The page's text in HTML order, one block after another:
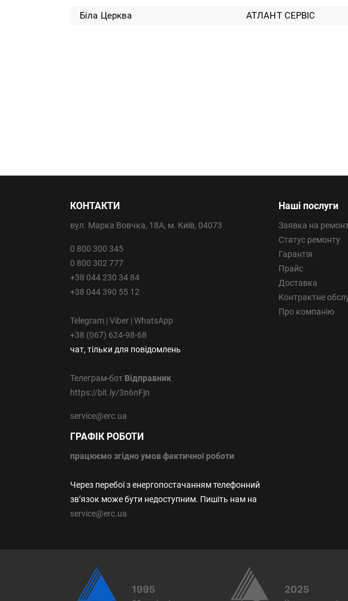
Біла Церква АТЛАНТ СЕРВІС
КОНТАКТИ
вул. Марка Вовчка, 18А, м. Київ, 04073
0 800 300 345
0 800 302 777
+38 044 230 34 84
+38 044 390 55 12
Telegram | Viber | WhatsApp
+38 (067) 624-98-68
чат, тільки для повідомлень
Телеграм-бот Відправник
https://bit.ly/3n6nFjn
service@erc.ua
ГРАФІК РОБОТИ
працюємозгідно умов фактичної роботи
Через перебої з енергопостачанням телефонний
зв’язок може бути недоступним. Пишіть нам на
service@erc.ua
Наші послуги
Заявка на
Статус ремонту
Гарантія
Прайс
Доставка
Контрактне
Про компанію